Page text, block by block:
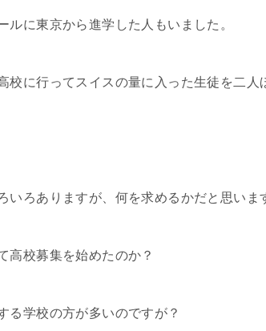
に東京から進学した人もいました。
校に行ってスイスの量に入った生徒を二人
ろありますが、何を求めるかだと思いま
高校募集を始めたのか？
る学校の方が多いのですが？